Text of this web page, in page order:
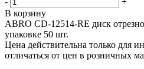
В корзину
ABRO CD-12514-RE диск
упаковке 50 шт.
Цена действительна только для
отличаться от цен в розничных